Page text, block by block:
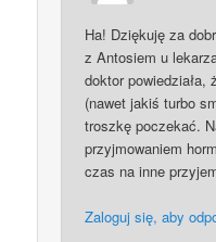
Ha! Dziękuję za
z Antosiem u
doktor powiedziała,
(nawet jakiś turbo
troszkę poczekać.
przyjmowaniem
czas na inne
Zaloguj się, aby